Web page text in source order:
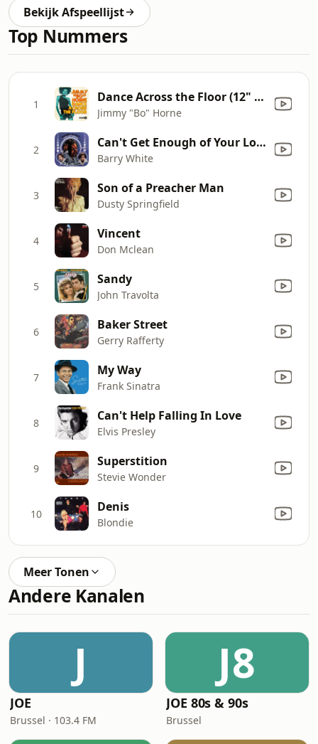
Bekijk Afspeellijst
Top Nummers
1 Dance Across the Floor (12" Mix)
Jimmy "Bo" Horne
2 Can't Get Enough of Your Love, Babe
Barry White
3 Son of a Preacher Man
Dusty Springfield
4 Vincent
Don Mclean
5 Sandy
John Travolta
6 Baker Street
Gerry Rafferty
7 My Way
Frank Sinatra
8 Can't Help Falling In Love
Elvis Presley
9 Superstition
Stevie Wonder
10 Denis
Blondie
Meer Tonen
Andere Kanalen
J
JOE
Brussel · 103.4 FM
J8
JOE 80s & 90s
Brussel